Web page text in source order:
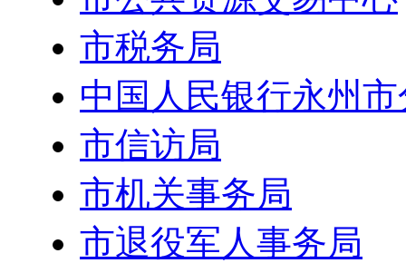
市税务局
中国人民银行永州
市信访局
市机关事务局
市退役军人事务局